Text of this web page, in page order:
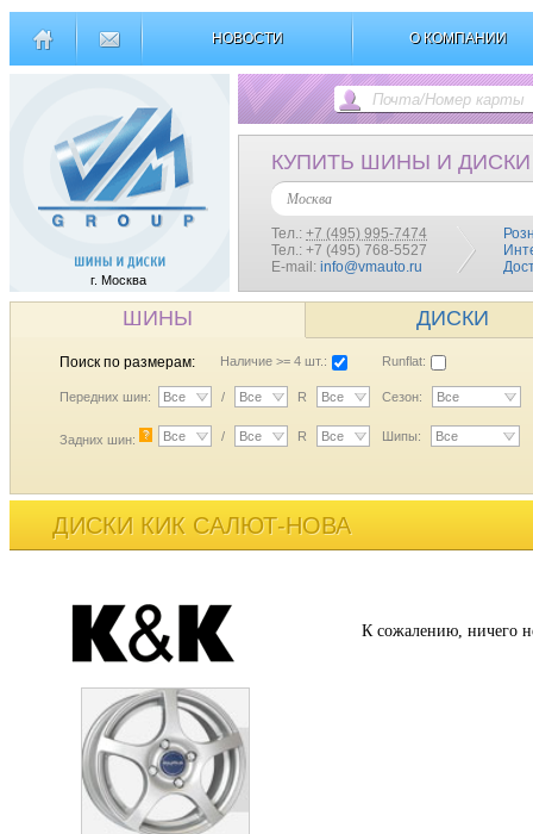
НОВОСТИ О КОМПАНИИ
г. Москва
КУПИТЬ ШИНЫ И ДИСКИ
Москва
Тел.: +7 (495) 995-7474
Тел.: +7 (495) 768-5527
E-mail: info@vmauto.ru
ШИНЫ ДИСКИ
Поиск по размерам: Наличие >= 4 шт.: Runflat:
Передних шин: Все / Все R Все Сезон: Все
Задних шин: ? Все / Все R Все Шипы: Все
ДИСКИ КИК САЛЮТ-НОВА
К сожалению, ничего